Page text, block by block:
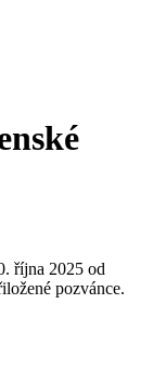
října 2025 od
pozvánce.